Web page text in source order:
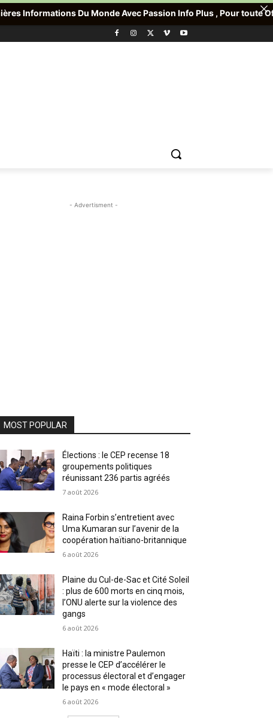
- Advertisment -
MOST POPULAR
Élections : le CEP recense 18
groupements politiques
réunissant 236 partis agréés
7 août 2026
Raina Forbin s’entretient avec
Uma Kumaran sur l’avenir de la
coopération haïtiano-britannique
6 août 2026
Plaine du Cul-de-Sac et Cité Soleil
: plus de 600 morts en cinq mois,
l’ONU alerte sur la violence des
gangs
6 août 2026
Haïti : la ministre Paulemon
presse le CEP d’accélérer le
processus électoral et d’engager
le pays en « mode électoral »
6 août 2026
Du Monde Avec Passion Info Plus , Pour toute Offre